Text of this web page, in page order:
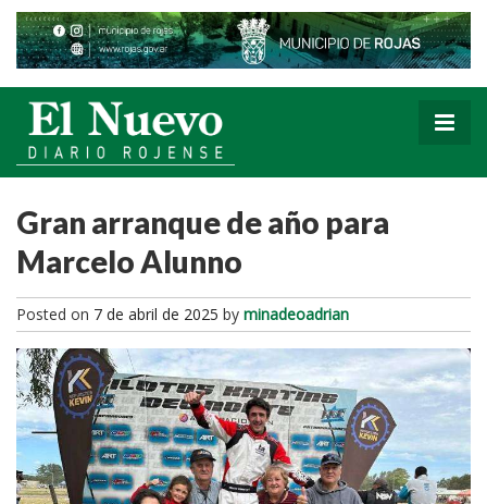
Gran arranque de año para
Marcelo Alunno
Posted on 7 de abril de 2025 by minadeoadrian